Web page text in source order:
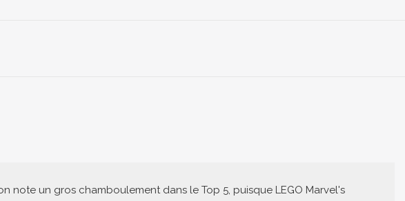
note un gros chamboulement dans le Top 5, puisque LEGO Marvel's